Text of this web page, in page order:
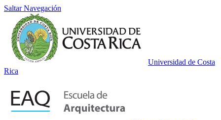
Saltar Navegación
Universidad de Costa
Rica